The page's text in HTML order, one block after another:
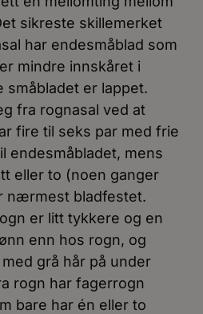
sikreste skillemerket
har endesmåblad som
mindre innskåret i
småbladet er lappet.
fra rognasal ved at
fire til seks par med frie
endesmåbladet, mens
eller to (noen ganger
nærmest bladfestet.
er litt tykkere og en
enn hos rogn, og
grå hår på under
rogn har fagerrogn
bare har én eller to